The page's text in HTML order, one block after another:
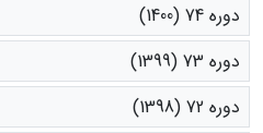
دوره 74 (1400)
دوره 73 (1399)
دوره 72 (1398)